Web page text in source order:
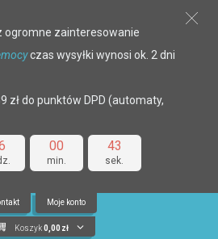
00
min.
42
sek.
ogromne zainteresowanie
czas wysyłki wynosi ok. 2 dni
zł do punktów DPD (automaty,
Moje konto
Koszyk 0,00 zł